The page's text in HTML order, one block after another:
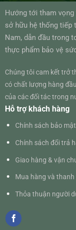
Hướng tới tham vọng
sở hữu hệ thống tiếp
Nam, dẫn đầu trong
thực phẩm bảo vệ
Chúng tôi cam kết trở
có chất lượng hàng
của các đối tác trong
Hỗ trợ khách hàng
Chính sách bảo mật
Chính sách đổi trả
Giao hàng & vận
Mua hàng và
Thỏa thuận người